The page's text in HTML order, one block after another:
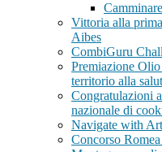
Vittoria alla
Aibes
CombiGuru
Premiazione
territorio alla
Congratulazioni
nazionale di
Navigate with
Concorso